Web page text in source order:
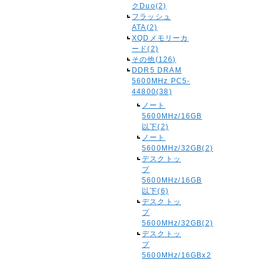
クDuo(2)
フラッシュ
ATA(2)
XQDメモリーカ
ード(2)
その他(126)
DDR5 DRAM
5600MHz PC5-
44800(38)
ノート
5600MHz/16GB
以下(2)
ノート
5600MHz/32GB(2)
デスクトッ
プ
5600MHz/16GB
以下(6)
デスクトッ
プ
5600MHz/32GB(2)
デスクトッ
プ
5600MHz/16GBx2